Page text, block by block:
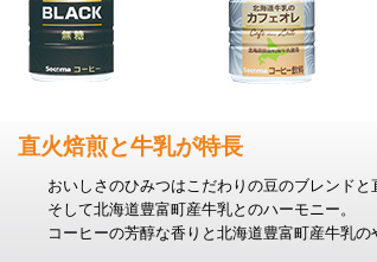
直火焙煎と牛乳が特長
おいしさのひみつはこだわりの豆のブレンドと
そして北海道豊富町産牛乳とのハーモニー。
コーヒーの芳醇な香りと北海道豊富町産牛乳の